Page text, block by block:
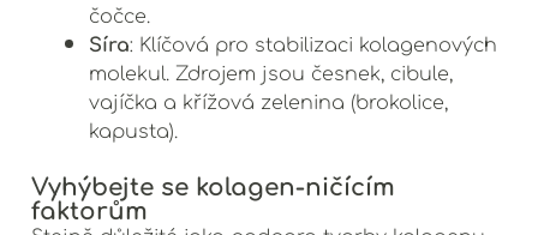
čočce.
Síra: Klíčová pro stabilizaci kolagenových
molekul. Zdrojem jsou česnek, cibule,
vajíčka a křížová zelenina (brokolice,
kapusta).
Vyhýbejte se kolagen-ničícím
faktorům